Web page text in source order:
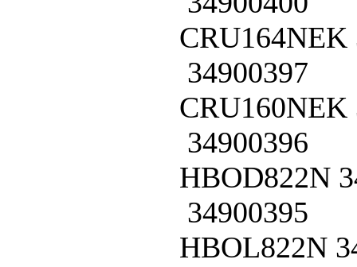
CRU164NEK
34900397
CRU160NEK
34900396
HBOD822N
34900395
HBOL822N